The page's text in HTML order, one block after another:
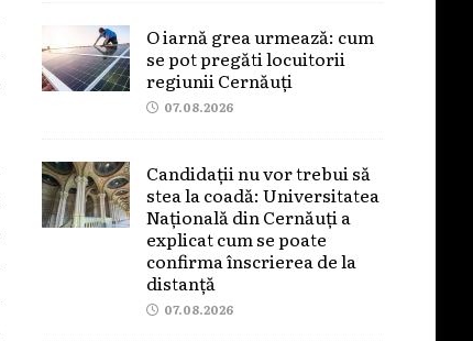
O iarnă grea urmează: cum
se pot pregăti locuitorii
regiunii Cernăuți
07.08.2026
Candidații nu vor trebui să
stea la coadă: Universitatea
Națională din Cernăuți a
explicat cum se poate
confirma înscrierea de la
distanță
07.08.2026